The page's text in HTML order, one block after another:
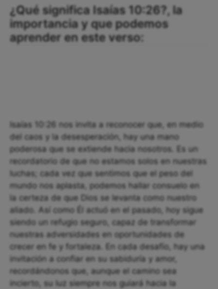
¿Qué significa Isaías 10:26?, la
importancia y que podemos
aprender en este verso:
Isaías 10:26 nos invita a reconocer que, en medio
del caos y la desesperación, hay una mano
poderosa que se extiende hacia nosotros. Es un
recordatorio de que no estamos solos en nuestras
luchas; cada vez que sentimos que el peso del
mundo nos aplasta, podemos hallar consuelo en
la certeza de que Dios se levanta como nuestro
aliado. Así como Él actuó en el pasado, hoy sigue
siendo un refugio seguro, capaz de transformar
nuestras adversidades en oportunidades de
crecer en fe y fortaleza. En cada desafío, hay una
invitación a confiar en su sabiduría y amor,
recordándonos que, aunque el camino sea
incierto, su luz siempre nos guiará hacia la